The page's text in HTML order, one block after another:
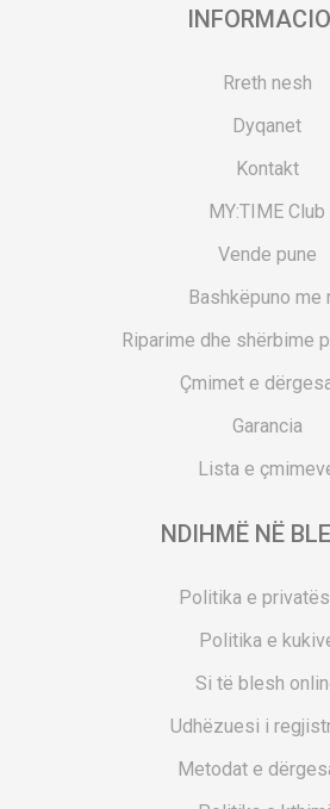
Rreth nesh
Dyqanet
Kontakt
MY:TIME Club
Vende pune
Bashkëpuno me
Riparime dhe shërbime
Çmimet e
Garancia
Lista e
NDIHMË NË
Politika e
Politika e
Si të blesh
Udhëzuesi i
Metodat e